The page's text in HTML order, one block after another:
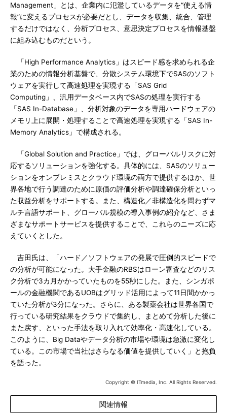
Management」とは、企業内に氾濫しているデータを“使える情
報”に変えるプロセスが必要だとし、データを収集、統合、管理
するだけではなく、分析プロセス、意思決定プロセスを情報基盤
に組み込むものだという。
「High Performance Analytics」はスピード感を求められる企
業のための情報分析基盤で、分散システム環境下でSASのソフト
ウェアを実行して高速処理を実現する「SAS Grid
Computing」、汎用データベース内でSASの処理を実行する
「SAS In-Database」、分析対象のデータを専用ハードウェアの
メモリ上に展開・処理することで高速処理を実現する「SAS In-
Memory Analytics」で構成される。
「Global Solution and Practice」では、グローバルリスクに対
応するソリューションを強化する。具体的には、SASのソリュー
ションをオンプレミスとクラウド環境の両方で提供するほか、世
界各地で行う調達のために原価の評価分析や調達確保分析といっ
た収益分析をサポートする。また、構造化／非構造化を問わずマ
ルチ言語サポート、グローバル規模の導入事例の紹介など、さま
ざまなサポートサービスを提供することで、これらのニーズに応
えていくとした。
吉田氏は、「ハード／ソフトウェアの発展で圧倒的スピードで
の分析が可能になった。大手金融のRBSはローン審査などのリス
ク分析で3カ月かかっていたものを55秒にした。また、シンガポ
ールの金融機関であるUOBはグリッド活用によって11日間かかっ
ていた分析が3分になった。さらに、ある製薬会社は世界各国で
行っている研究結果をクラウドで集約し、まとめて分析した後に
また戻す、といった手法を取り入れて効率化・高速化している。
このように、Big Dataやデータ分析の市場や環境は急激に変化し
ている。この市場で当社はさらなる価値を提供していく」と抱負
を語った。
Copyright © ITmedia, Inc. All Rights Reserved.
関連情報